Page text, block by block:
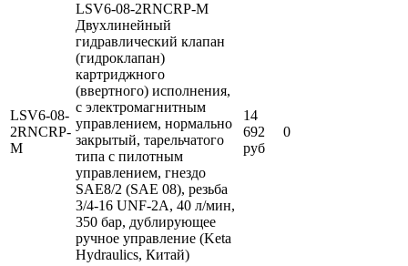
LSV6-08-
2RNCRP-
M
LSV6-08-2RNCRP-M
Двухлинейный
гидравлический клапан
(гидроклапан)
картриджного
(ввертного) исполнения,
с электромагнитным
управлением, нормально
закрытый, тарельчатого
типа с пилотным
управлением, гнездо
SAE8/2 (SAE 08), резьба
3/4-16 UNF-2A, 40 л/мин,
350 бар, дублирующее
ручное управление (Keta
Hydraulics, Китай)
14
692
руб
0